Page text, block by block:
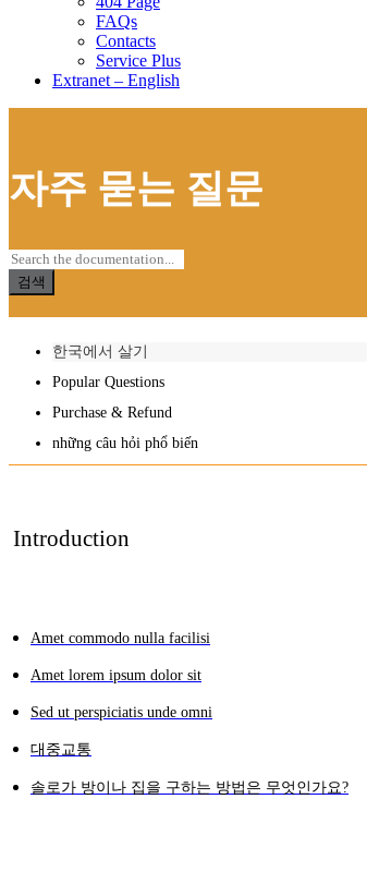
FAQs
Contacts
Service Plus
Extranet – English
자주 묻는 질문
검색
한국에서 살기
Popular Questions
Purchase & Refund
những câu hỏi phổ biến
Introduction
Amet commodo nulla facilisi
Amet lorem ipsum dolor sit
Sed ut perspiciatis unde omni
대중교통
솔로가 방이나 집을 구하는 방법은 무엇인가요?